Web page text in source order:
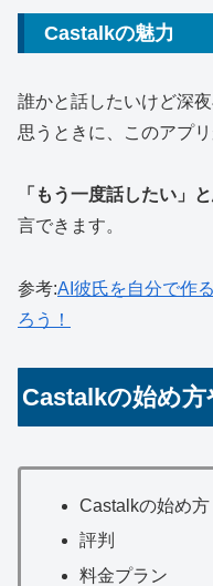
Castalkの魅力
誰かと話したいけど深夜
思うときに、このアプ
「もう一度話したい」
言できます。
参考:AI彼氏を自分で作
ろう！
Castalkの始め
Castalkの始め方
評判
料金プラン